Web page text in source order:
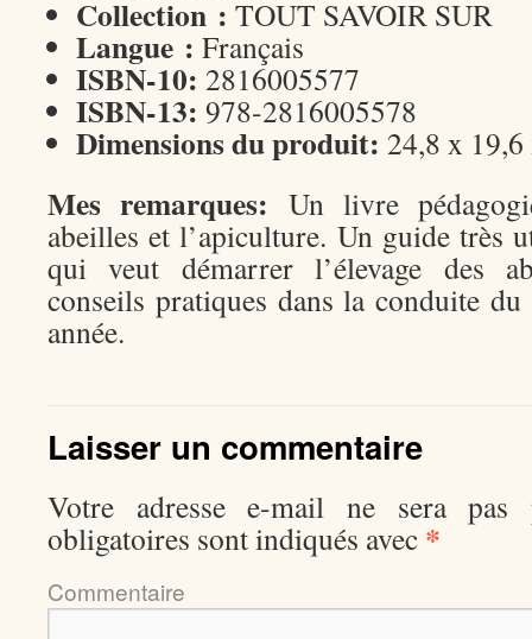
Collection : TOUT SAVOIR SUR
Langue : Français
ISBN-10: 2816005577
ISBN-13: 978-2816005578
Dimensions du produit: 24,8 x
Mes remarques: Un livre
abeilles et l’apiculture. Un guide très
qui veut démarrer l’élevage des
conseils pratiques dans la conduite
année.
Laisser un commentaire
Votre adresse e-mail ne sera pas
obligatoires sont indiqués avec *